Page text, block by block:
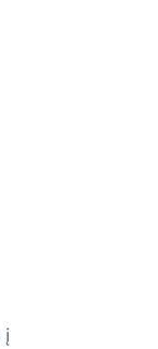
į